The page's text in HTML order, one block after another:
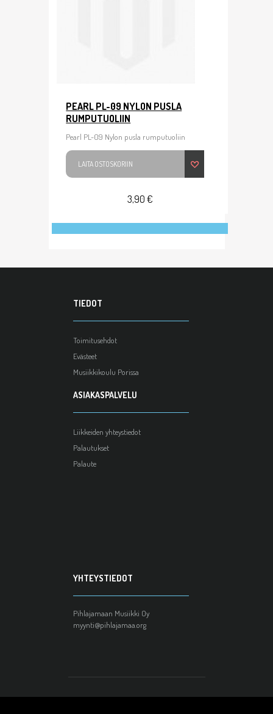
PEARL PL-09 NYLON PUSLA
RUMPUTUOLIIN
Pearl PL-09 Nylon pusla rumputuoliin
LAITA OSTOSKORIIN
3,90 €
TIEDOT
Toimitusehdot
Evästeet
Musiikkikoulu Porissa
ASIAKASPALVELU
Liikkeiden yhteystiedot
Palautukset
Palaute
YHTEYSTIEDOT
Pihlajamaan Musiikki Oy
myynti@pihlajamaa.org